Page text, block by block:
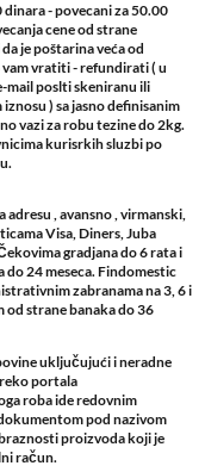
- povecani za 50.00
cene od strane
je poštarina veća od
vam vratiti - refundirati ( u
mail poslti skeniranu ili
) sa jasno definisanim
vazi za robu tezine do 2kg.
kurisrkih sluzbi po
, avansno , virmanski,
Visa, Diners, Juba
gradjana do 6 rata i
24 meseca. Findomestic
zabranama na 3, 6 i
od strane banaka do 36
uključujući i neradne
portala
roba ide redovnim
pod nazivom
proizvoda koji je
račun.